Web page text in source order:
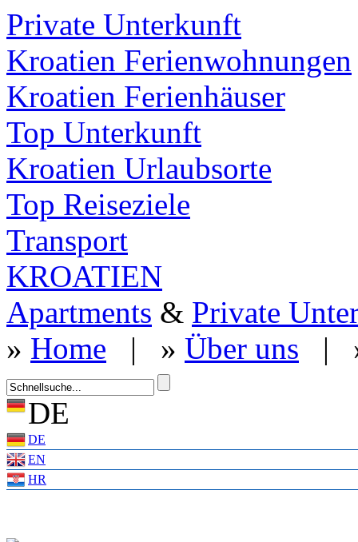
Private Unterkunft
Kroatien Ferienwohnungen
Kroatien Ferienhäuser
Top Unterkunft
Kroatien Urlaubsorte
Top Reiseziele
Transport
KROATIEN
Apartments & Private
» Home | » Über uns |
DE
DE
EN
HR